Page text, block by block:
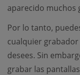
aparecido muchos
Por lo tanto,
cualquier
desees. Sin
grabar las